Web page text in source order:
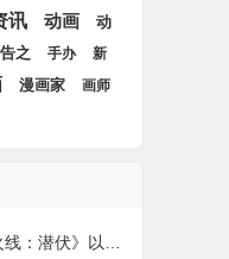
讯 动画
动
之 手办
新
漫画家 画师
事重塑战术潜行玩法